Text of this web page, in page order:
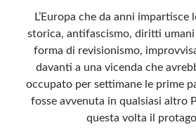
senza alcuna periodicità. Non può pertanto
pubblicato dai lettori nei commenti ai vari post.
ritenuti offensivi o lesivi dell’immagine o
razzisti o che contengano dati personali non conformi
privacy. Alcune immagini inserite in questo blog
considerate di pubblico dominio. Qualora la loro
diritti d’autore, vi invito a comunicarlo via e-mail a
immediatamente rimosse. L’autore del blog non è
tramite link né del loro contenuto, che può essere
L’Europa che da anni impartisce
storica, antifascismo, diritti
forma di revisionismo,
davanti a una vicenda che
occupato per settimane le prime
fosse avvenuta in qualsiasi altro
questa volta il